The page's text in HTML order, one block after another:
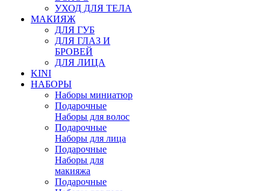
УХОД ДЛЯ ТЕЛА
МАКИЯЖ
ДЛЯ ГУБ
ДЛЯ ГЛАЗ И
БРОВЕЙ
ДЛЯ ЛИЦА
KINI
НАБОРЫ
Наборы миниатюр
Подарочные
Наборы для волос
Подарочные
Наборы для лица
Подарочные
Наборы для
макияжа
Подарочные